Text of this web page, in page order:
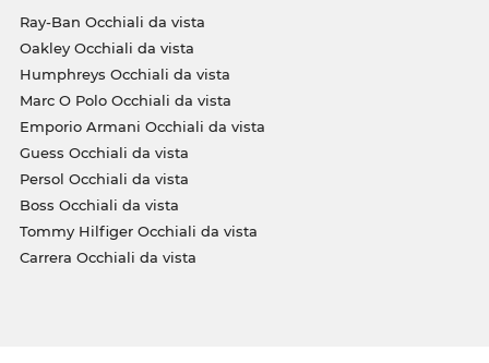
Ray-Ban Occhiali da vista
Oakley Occhiali da vista
Humphreys Occhiali da vista
Marc O Polo Occhiali da vista
Emporio Armani Occhiali da vista
Guess Occhiali da vista
Persol Occhiali da vista
Boss Occhiali da vista
Tommy Hilfiger Occhiali da vista
Carrera Occhiali da vista